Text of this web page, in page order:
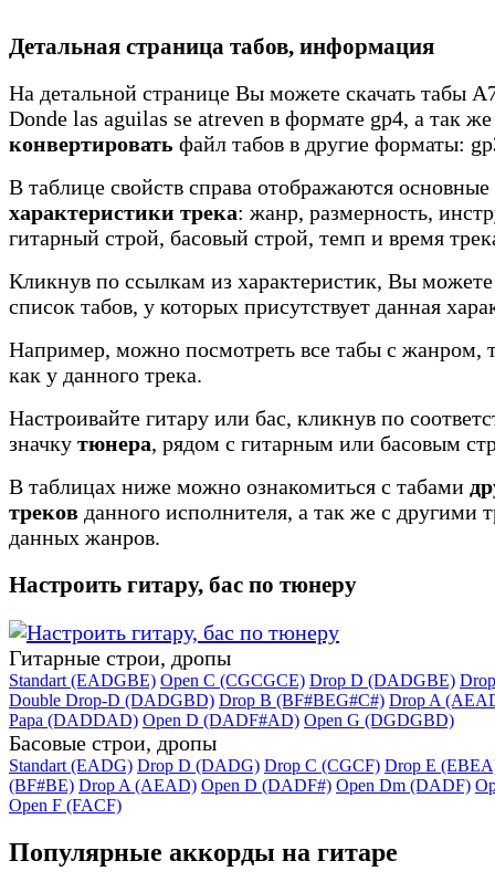
Детальная страница табов, информация
На детальной странице Вы можете скачать табы
Donde las aguilas se atreven в формате gp4, а так же
конвертировать файл табов в другие форматы:
В таблице свойств справа отображаются основные
характеристики трека: жанр, размерность,
гитарный строй, басовый строй, темп и время
Кликнув по ссылкам из характеристик, Вы
список табов, у которых присутствует данная
Например, можно посмотреть все табы с жанром,
как у данного трека.
Настроивайте гитару или бас, кликнув по
значку тюнера, рядом с гитарным или басовым
В таблицах ниже можно ознакомиться с табами
треков данного исполнителя, а так же с другими
данных жанров.
Настроить гитару, бас по тюнеру
Гитарные строи, дропы
Standart (EADGBE) Open C (CGCGCE) Drop D (DADGBE)
Double Drop-D (DADGBD) Drop B (BF#BEG#C#) Drop A
Papa (DADDAD) Open D (DADF#AD) Open G (DGDGBD)
Басовые строи, дропы
Standart (EADG) Drop D (DADG) Drop C (CGCF) Drop E
(BF#BE) Drop A (AEAD) Open D (DADF#) Open Dm (DADF)
Open F (FACF)
Популярные аккорды на гитаре